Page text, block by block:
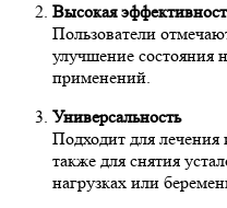
Высокая
Пользователи
улучшение состояния
применений.
Универсальность
Подходит для лечения
также для снятия
нагрузках или